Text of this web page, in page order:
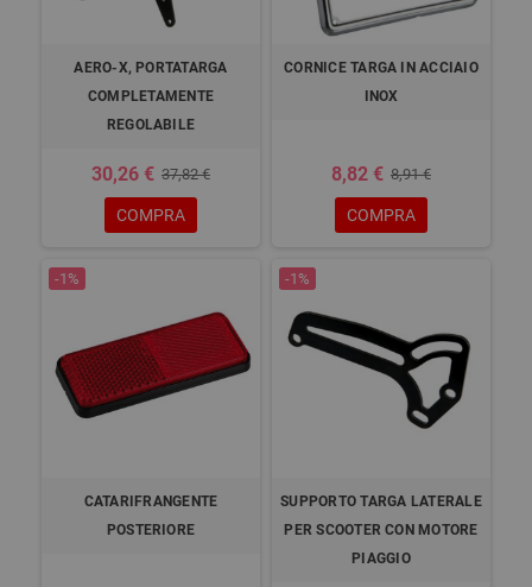
AERO-X, PORTATARGA
COMPLETAMENTE
REGOLABILE
30,26 € 37,82 €
COMPRA
CORNICE TARGA IN ACCIAIO
INOX
8,82 € 8,91 €
COMPRA
-1%
CATARIFRANGENTE
POSTERIORE
-1%
SUPPORTO TARGA LATERALE
PER SCOOTER CON MOTORE
PIAGGIO